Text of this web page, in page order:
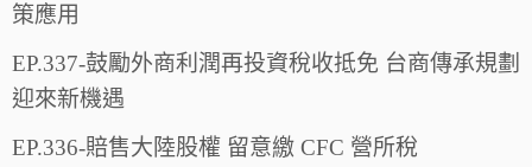
策應用
EP.337-鼓勵外商利潤再投資稅收抵免 台商傳承規劃
迎來新機遇
EP.336-賠售大陸股權 留意繳 CFC 營所稅